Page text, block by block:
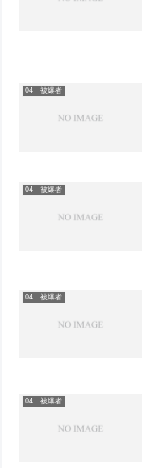
04 被爆者
04 被爆者
04 被爆者
04 被爆者